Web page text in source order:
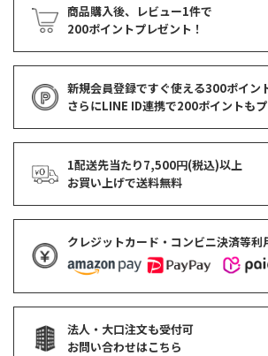
商品購入後、レビュー1件で
200ポイントプレゼント！
新規会員登録ですぐ使える300ポイン
さらにLINE ID連携で200ポイントも
1配送先当たり7,500円(税込)以上
お買い上げで送料無料
クレジットカード・コンビニ決済等利
法人・大口注文も受付可
お問い合わせはこちら